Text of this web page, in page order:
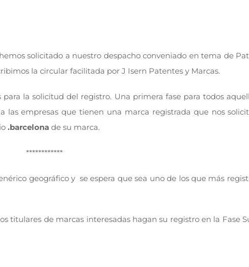
solicitado a nuestro despacho conveniado en tema de
la circular facilitada por J Isern Patentes y Marcas.
la solicitud del registro. Una primera fase para todos
las empresas que tienen una marca registrada que nos
.barcelona de su marca.
************
geográfico y se espera que sea uno de los que más
titulares de marcas interesadas hagan su registro en la Fase